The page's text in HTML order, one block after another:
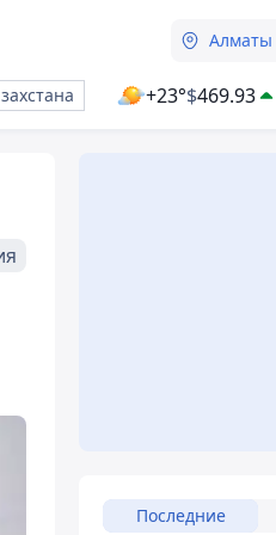
Алматы
+23°$469.93
Последние